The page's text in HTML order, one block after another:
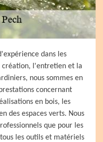
dans les
création, l'entretien et la
nous sommes en
concernant
en bois, les
des espaces verts. Nous
que pour les
les outils et matériels